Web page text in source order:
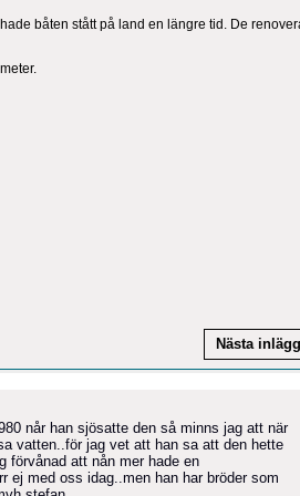
båten stått på land en längre tid. De
Nästa
når han sjösatte den så minns jag att när
vatten..för jag vet att han sa att den hette
förvånad att nån mer hade en
ej med oss idag..men han har bröder som